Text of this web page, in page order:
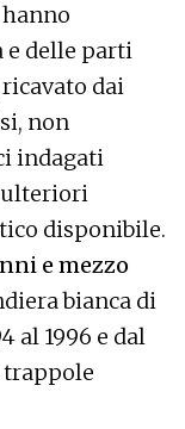
e delle parti
dai
non
indagati
ulteriori
disponibile.
e mezzo
bianca di
al 1996 e dal